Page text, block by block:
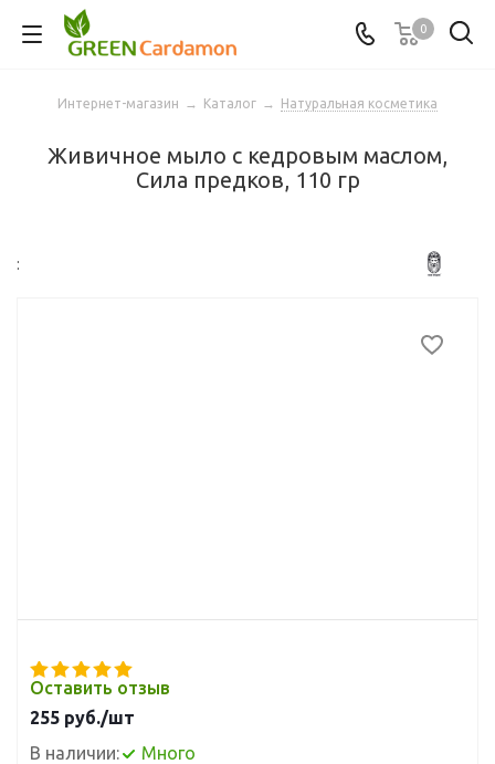
0
Интернет-магазин → Каталог → Натуральная косметика
Живичное мыло с кедровым маслом,
Сила предков, 110 гр
:
Оставить отзыв
255 руб./шт
В наличии:
Много